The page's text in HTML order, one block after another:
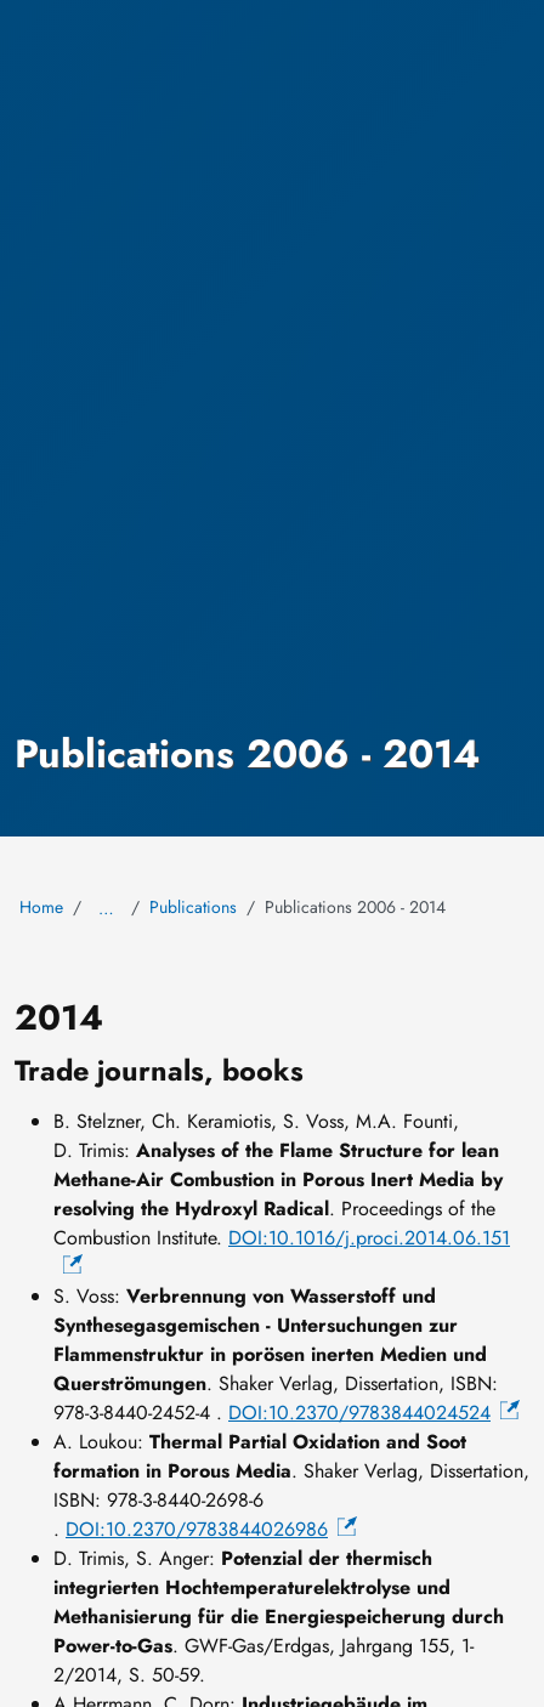
Publications 2006 - 2014
Home … Publications Publications 2006 - 2014
2014
Trade journals, books
B. Stelzner, Ch. Keramiotis, S. Voss, M.A. Founti,
D. Trimis: Analyses of the Flame Structure for lean
Methane-Air Combustion in Porous Inert Media by
resolving the Hydroxyl Radical. Proceedings of the
Combustion Institute. DOI:10.1016/j.proci.2014.06.151
S. Voss: Verbrennung von Wasserstoff und
Synthesegasgemischen - Untersuchungen zur
Flammenstruktur in porösen inerten Medien und
Querströmungen. Shaker Verlag, Dissertation, ISBN:
978-3-8440-2452-4 . DOI:10.2370/9783844024524
A. Loukou: Thermal Partial Oxidation and Soot
formation in Porous Media. Shaker Verlag, Dissertation,
ISBN: 978-3-8440-2698-6
. DOI:10.2370/9783844026986
D. Trimis, S. Anger: Potenzial der thermisch
integrierten Hochtemperaturelektrolyse und
Methanisierung für die Energiespeicherung durch
Power-to-Gas. GWF-Gas/Erdgas, Jahrgang 155, 1-
2/2014, S. 50-59.